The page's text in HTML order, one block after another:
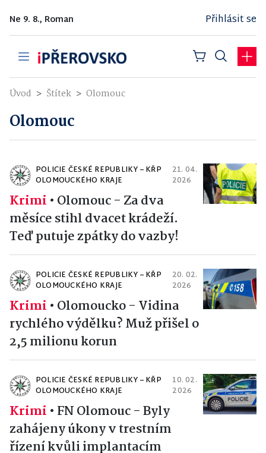
Ne 9. 8., Roman Přihlásit se
Úvod Štítek Olomouc
Olomouc
POLICIE ČESKÉ REPUBLIKY – KŘP
OLOMOUCKÉHO KRAJE
21. 04.
2026
Krimi • Olomouc - Za dva
měsíce stihl dvacet krádeží.
Teď putuje zpátky do vazby!
POLICIE ČESKÉ REPUBLIKY – KŘP
OLOMOUCKÉHO KRAJE
20. 02.
2026
Krimi • Olomoucko - Vidina
rychlého výdělku? Muž přišel o
2,5 milionu korun
POLICIE ČESKÉ REPUBLIKY – KŘP
OLOMOUCKÉHO KRAJE
10. 02.
2026
Krimi • FN Olomouc - Byly
zahájeny úkony v trestním
řízení kvůli implantacím